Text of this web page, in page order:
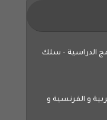
الدراسية – سلك
و الفرنسية و